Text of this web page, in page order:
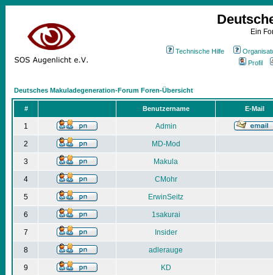
Ein
Technische Hilfe
Profil
Deutsches Makuladegeneration-Forum Foren-Übersicht
# Benutzername E-Mail
1 Admin
2 MD-Mod
3 Makula
4 CMohr
5 ErwinSeitz
6 1sakurai
7 Insider
8 adlerauge
9 KD